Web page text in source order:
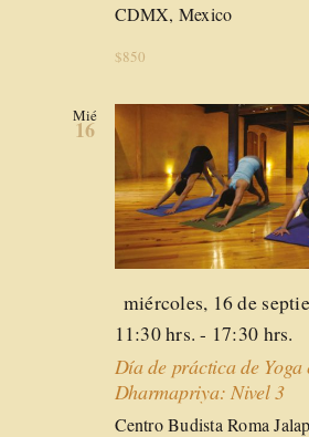
CDMX, Mexico
$850
Mié
16
Destacado
miércoles, 16 de
11:30 hrs. - 17:30 hrs.
Día de práctica de Yoga
Dharmapriya: Nivel 3
Centro Budista Roma